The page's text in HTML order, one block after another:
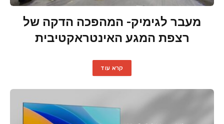
מעבר לגימיק- המהפכה הדקה של
רצפת המגע האינטראקטיבית
קרא עוד